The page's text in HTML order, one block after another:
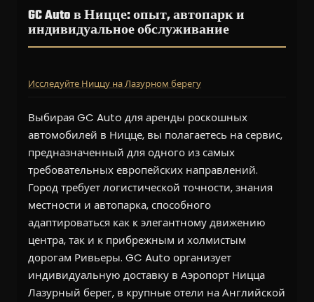
GC Auto в Ницце: опыт, автопарк и
индивидуальное обслуживание
Исследуйте Ниццу на Лазурном берегу
Выбирая GC Auto для аренды роскошных
автомобилей в Ницце, вы полагаетесь на сервис,
предназначенный для одного из самых
требовательных европейских направлений.
Город требует логистической точности, знания
местности и автопарка, способного
адаптироваться как к элегантному движению
центра, так и к прибрежным и холмистым
дорогам Ривьеры. GC Auto организует
индивидуальную доставку в Аэропорт Ницца
Лазурный берег, в крупные отели на Английской